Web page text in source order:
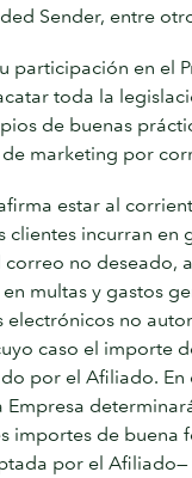
Sender, entre
participación en el
toda la
de buenas
marketing por
estar al
clientes incurran en
no deseado,
multas y gastos
electrónicos no
caso el importe
por el Afiliado. En
Empresa
importes de buena
por el Afiliado—